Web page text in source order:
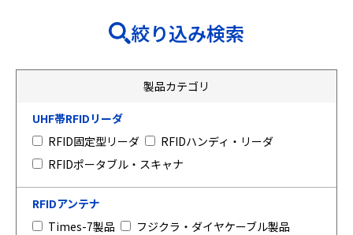
絞り込み検索
製品カテゴリ
UHF帯RFIDリーダ
RFID固定型リーダ
RFIDハンディ・リーダ
RFIDポータブル・スキャナ
RFIDアンテナ
Times-7製品
フジクラ・ダイヤケーブル製品